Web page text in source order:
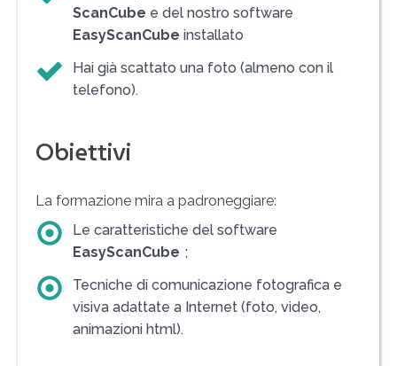
ScanCube e del nostro software
EasyScanCube installato
Hai già scattato una foto (almeno con il
telefono).
Obiettivi
La formazione mira a padroneggiare:
Le caratteristiche del software
EasyScanCube ;
Tecniche di comunicazione fotografica e
visiva adattate a Internet (foto, video,
animazioni html).